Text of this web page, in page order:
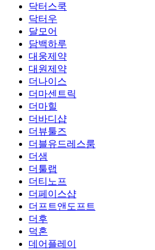
닥터스쿡
닥터우
달모어
담백하루
대웅제약
대원제약
더나이스
더마센트릭
더마힐
더바디샵
더뷰툴즈
더블유드레스룸
더샘
더툴랩
더티노프
더페이스샵
더프트앤도프트
더후
덕혼
데어플레이